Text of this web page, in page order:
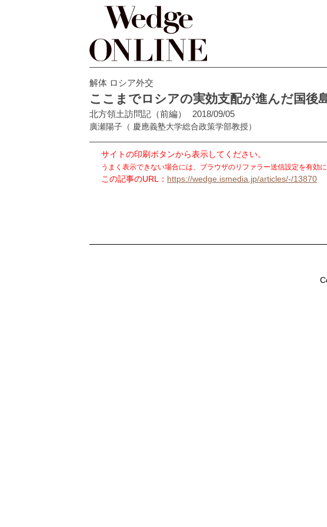
解体 ロシア外交
ここまでロシアの実効支配が進んだ国後
北方領土訪問記（前編） 2018/09/05
廣瀬陽子 （ 慶應義塾大学総合政策学部教授）
サイトの印刷ボタンから表示してください。
うまく表示できない場合には、ブラウザのリファラー送信設定を有効に
この記事のURL： https://wedge.ismedia.jp/articles/-/13870